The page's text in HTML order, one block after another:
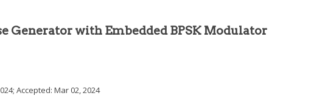
Generator with Embedded BPSK Modulator
; Accepted: Mar 02, 2024